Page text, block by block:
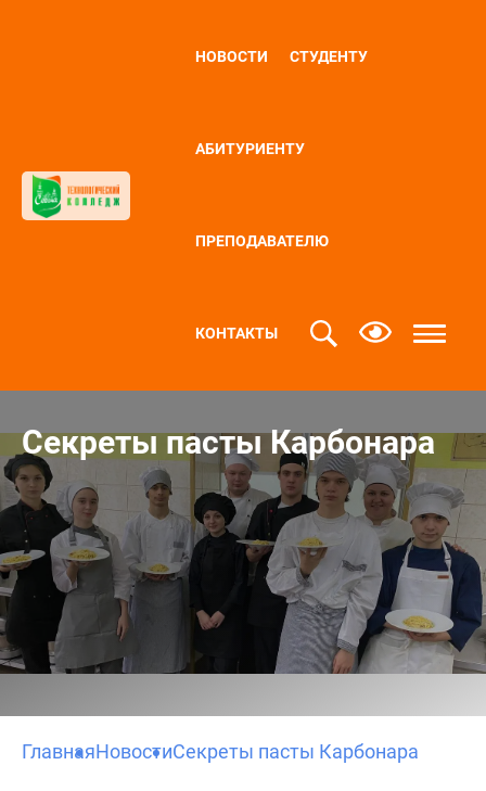
НОВОСТИ СТУДЕНТУ
АБИТУРИЕНТУ
ПРЕПОДАВАТЕЛЮ
КОНТАКТЫ
Секреты пасты Карбонара
ГлавнаяНовостиСекреты пасты Карбонара